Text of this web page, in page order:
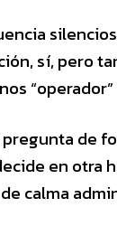
sí, pero
de
en otra
calma